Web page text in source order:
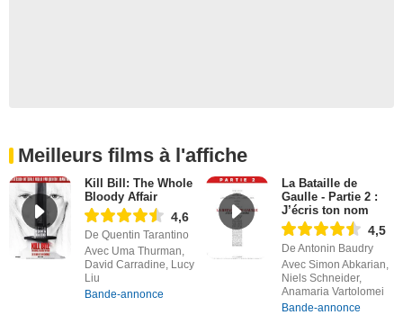
Meilleurs films à l'affiche
Kill Bill: The Whole
Bloody Affair
4,6
De Quentin Tarantino
Avec Uma Thurman,
David Carradine, Lucy
Liu
Bande-annonce
La Bataille de
Gaulle - Partie 2 :
J’écris ton nom
4,5
De Antonin Baudry
Avec Simon Abkarian,
Niels Schneider,
Anamaria Vartolomei
Bande-annonce